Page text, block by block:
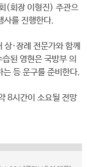
(회장 이형진) 주관으
사를 진행한다.
·장례 전문가와 함께
된 영현은 국방부 의
등 운구를 준비한다.
8시간이 소요될 전망